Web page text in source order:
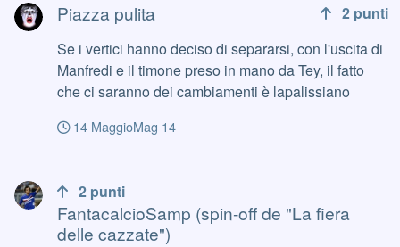
diretto ai dirigenti che non hanno confermato Attilio
sulla panchina (tra l'altro lo ha praticamente
ufficializzato lei con questo post); se ha ancora un
senso dire che dobbiamo "difendere" la Sampdoria,
sono proprio queste le cose che dovremmo
condannare, nonostante faccia male come
Piazza pulita 2 punti
Se i vertici hanno deciso di separarsi, con l'uscita di
Manfredi e il timone preso in mano da Tey, il fatto
che ci saranno dei cambiamenti è lapalissiano
14 MaggioMag 14
FantacalcioSamp (spin-off de "La fiera
delle cazzate")
2 punti